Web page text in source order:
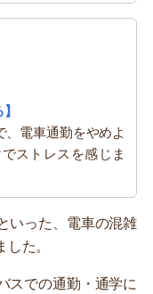
電車通勤をやめよ
ストレスを感じま
いった、電車の混雑
た。
スでの通勤・通学に